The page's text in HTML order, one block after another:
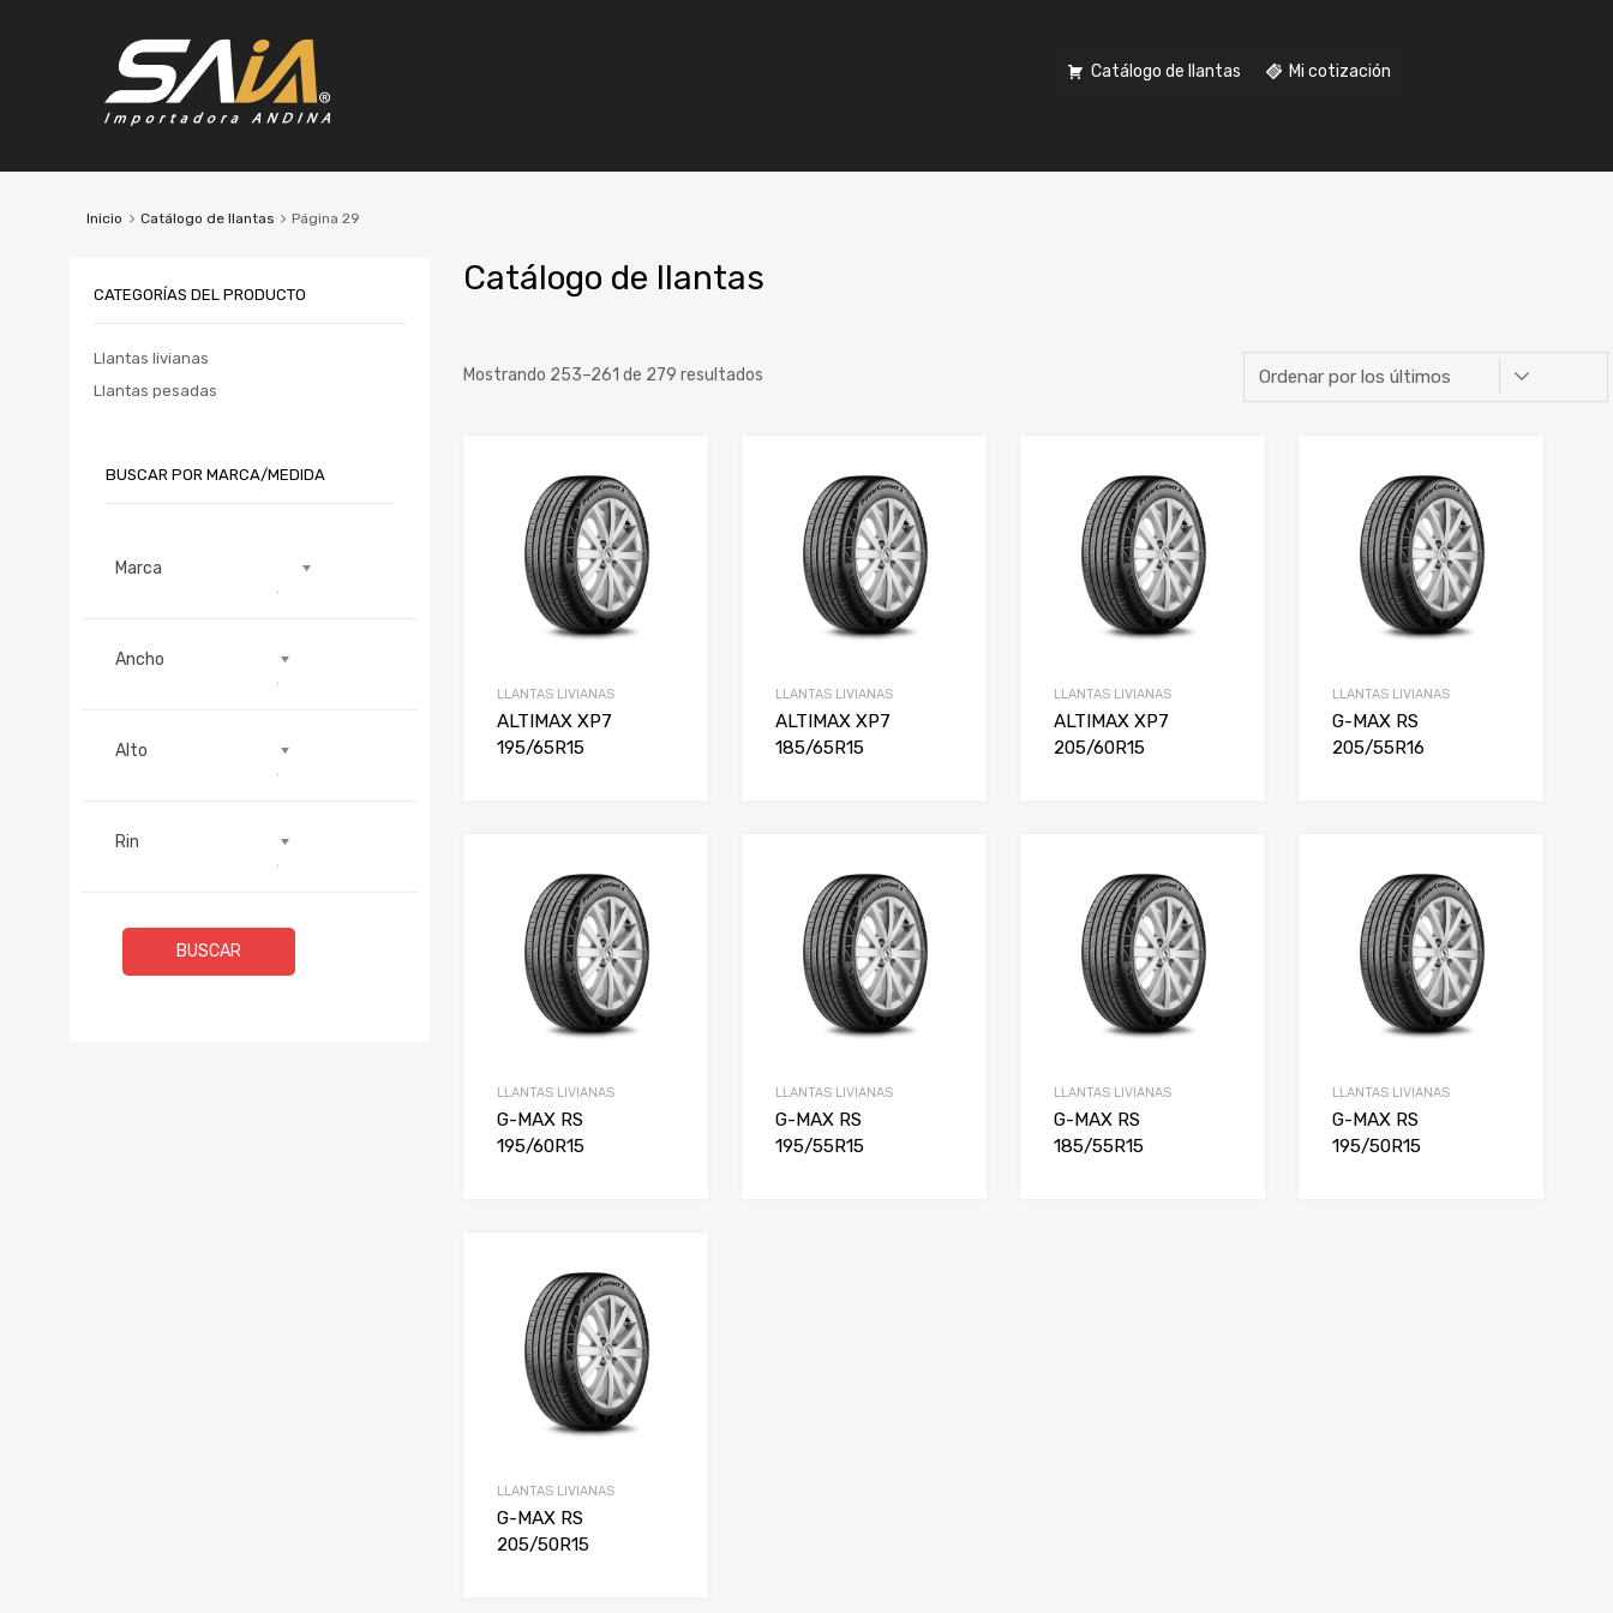
Mi cotización
Catálogo de llantas
Inicio Catálogo de llantas Página 29
Catálogo de llantas
Ancho
Rin
Mostrando 253–261 de 279 resultados
LLANTAS LIVIANAS
ALTIMAX XP7
195/65R15
LLANTAS LIVIANAS
ALTIMAX XP7
185/65R15
LLANTAS LIVIANAS
ALTIMAX XP7
205/60R15
LLANTAS LIVIANAS
G-MAX RS
205/55R16
LLANTAS LIVIANAS
G-MAX RS
195/60R15
LLANTAS LIVIANAS
G-MAX RS
195/55R15
LLANTAS LIVIANAS
G-MAX RS
185/55R15
LLANTAS LIVIANAS
G-MAX RS
195/50R15
LLANTAS LIVIANAS
G-MAX RS
205/50R15
CATEGORÍAS DEL PRODUCTO
Llantas livianas
Llantas pesadas
BUSCAR POR MARCA/MEDIDA
Marca
Ancho
Alto
Rin
BUSCAR